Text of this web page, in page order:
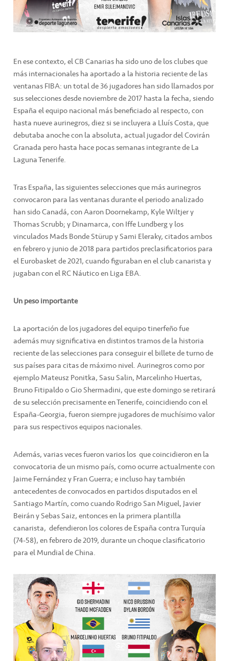
En ese contexto, el CB Canarias ha sido uno de los clubes que
más internacionales ha aportado a la historia reciente de las
ventanas FIBA: un total de 36 jugadores han sido llamados por
sus selecciones desde noviembre de 2017 hasta la fecha, siendo
España el equipo nacional más beneficiado al respecto, con
hasta nueve aurinegros, diez si se incluyera a Lluís Costa, que
debutaba anoche con la absoluta, actual jugador del Covirán
Granada pero hasta hace pocas semanas integrante de La
Laguna Tenerife.
Tras España, las siguientes selecciones que más aurinegros
convocaron para las ventanas durante el periodo analizado
han sido Canadá, con Aaron Doornekamp, Kyle Wiltjer y
Thomas Scrubb; y Dinamarca, con Iffe Lundberg y los
vinculados Mads Bonde Stürup y Sami Eleraky, citados ambos
en febrero y junio de 2018 para partidos preclasificatorios para
el Eurobasket de 2021, cuando figuraban en el club canarista y
jugaban con el RC Náutico en Liga EBA.
Un peso importante
La aportación de los jugadores del equipo tinerfeño fue
además muy significativa en distintos tramos de la historia
reciente de las selecciones para conseguir el billete de turno de
sus países para citas de máximo nivel. Aurinegros como por
ejemplo Mateusz Ponitka, Sasu Salin, Marcelinho Huertas,
Bruno Fitipaldo o Gio Shermadini, que este domingo se retirará
de su selección precisamente en Tenerife, coincidiendo con el
España-Georgia, fueron siempre jugadores de muchísimo valor
para sus respectivos equipos nacionales.
Además, varias veces fueron varios los que coincidieron en la
convocatoria de un mismo país, como ocurre actualmente con
Jaime Fernández y Fran Guerra; e incluso hay también
antecedentes de convocados en partidos disputados en el
Santiago Martín, como cuando Rodrigo San Miguel, Javier
Beirán y Sebas Saiz, entonces en la primera plantilla
canarista, defendieron los colores de España contra Turquía
(74-58), en febrero de 2019, durante un choque clasificatorio
para el Mundial de China.